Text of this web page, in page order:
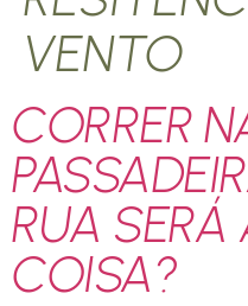
VENTO
CORRER
RUA
COISA?